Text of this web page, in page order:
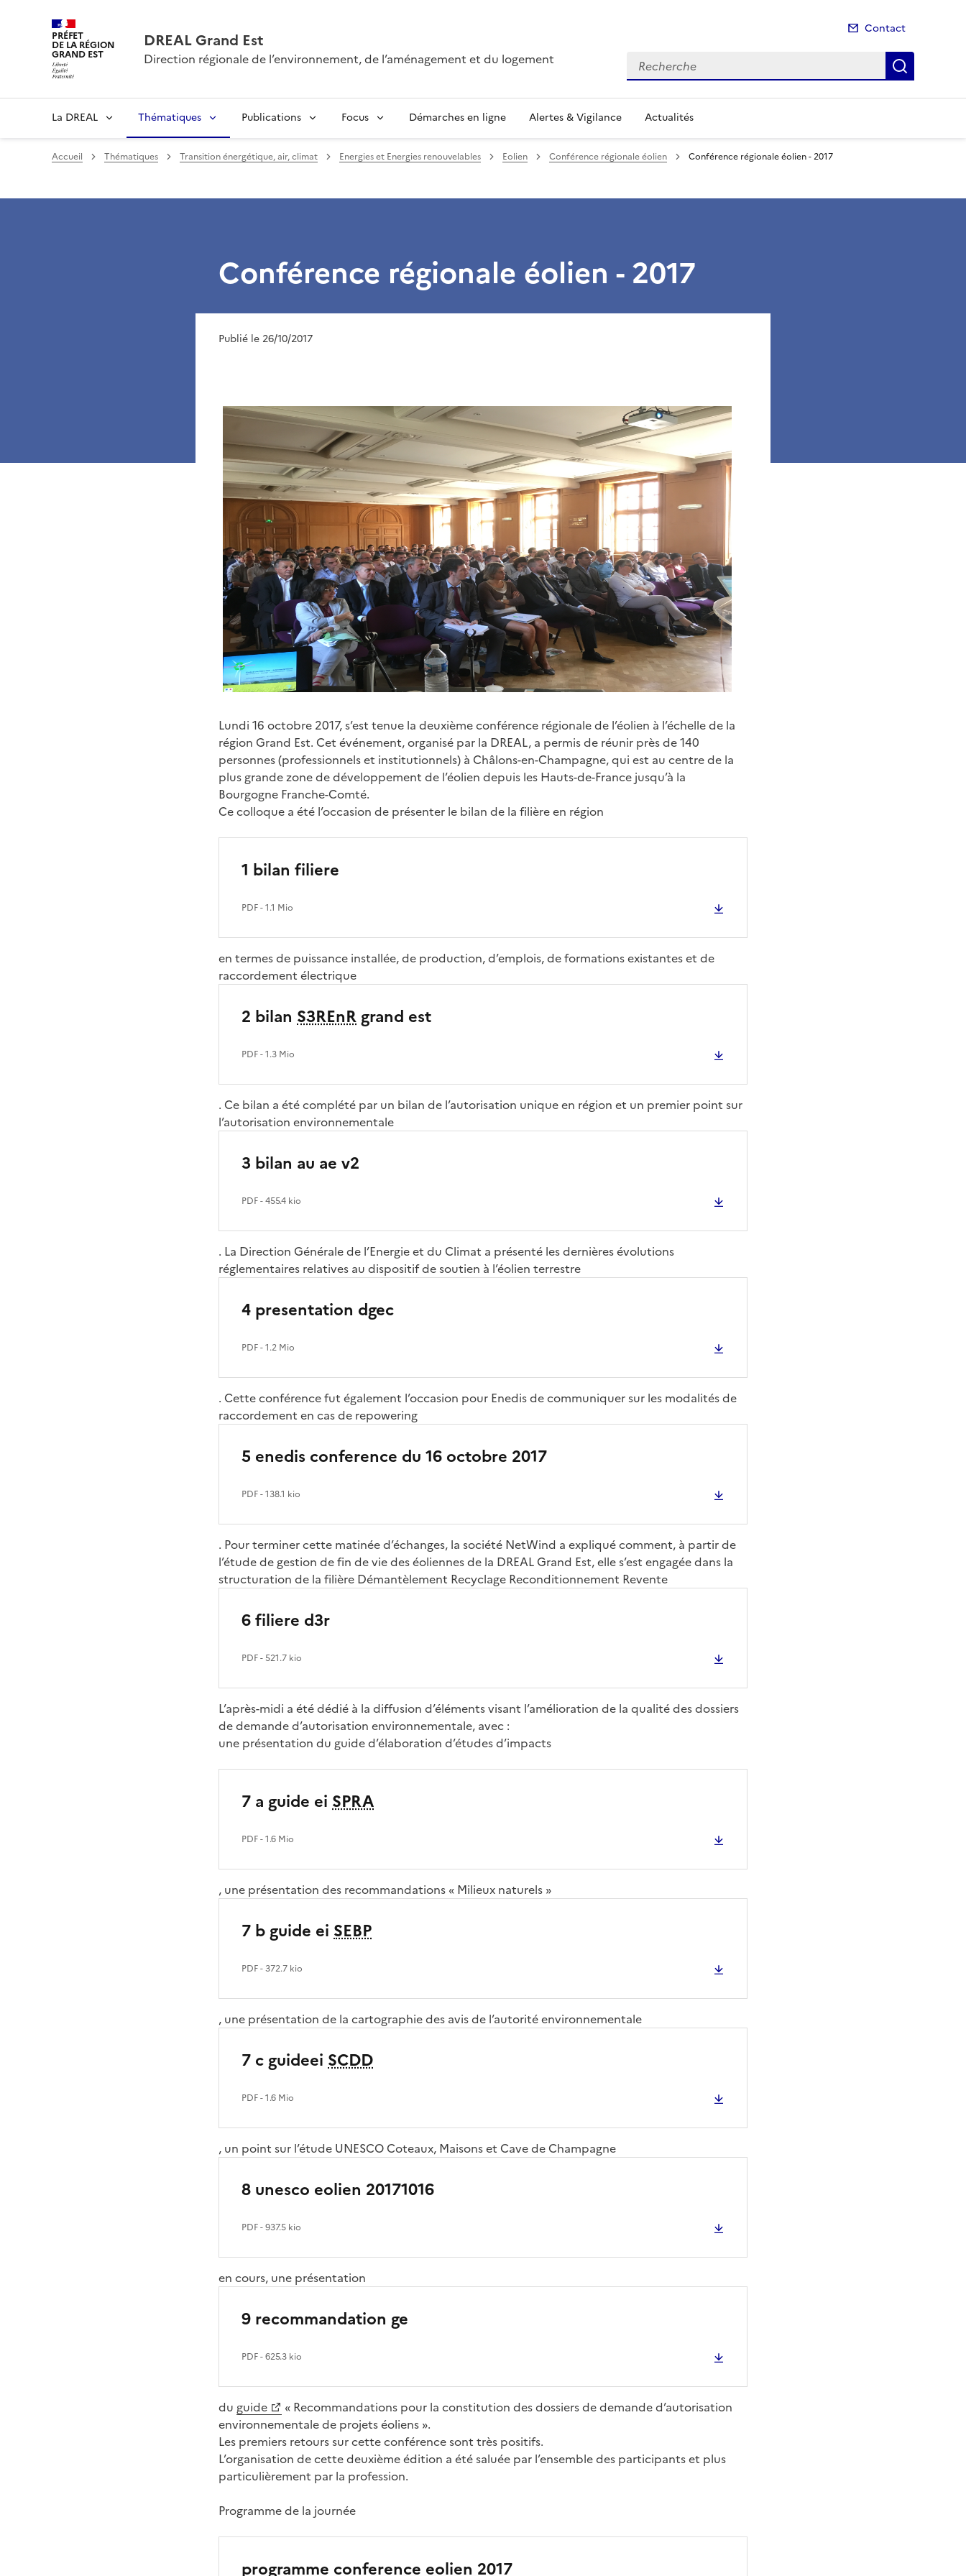
PRÉFET
DE LA RÉGION
GRAND EST
DREAL Grand Est
Direction régionale de l’environnement, de l’aménagement et du logement
Contact
Recherche
La DREAL Thématiques Publications Focus Démarches en ligne Alertes & Vigilance Actualités
Accueil Thématiques Transition énergétique, air, climat Energies et Energies renouvelables Eolien Conférence régionale éolien Conférence régionale éolien - 2017
Conférence régionale éolien - 2017
Publié le 26/10/2017
Lundi 16 octobre 2017, s’est tenue la deuxième conférence régionale de l’éolien à l’échelle de la
région Grand Est. Cet événement, organisé par la DREAL, a permis de réunir près de 140
personnes (professionnels et institutionnels) à Châlons-en-Champagne, qui est au centre de la
plus grande zone de développement de l’éolien depuis les Hauts-de-France jusqu’à la
Bourgogne Franche-Comté.
Ce colloque a été l’occasion de présenter le bilan de la filière en région
1 bilan filiere
PDF- 1.1 Mio
en termes de puissance installée, de production, d’emplois, de formations existantes et de
raccordement électrique
2 bilan S3REnRgrand est
PDF- 1.3 Mio
. Ce bilan a été complété par un bilan de l’autorisation unique en région et un premier point sur
l’autorisation environnementale
3 bilan au ae v2
PDF- 455.4 kio
. La Direction Générale de l’Energie et du Climat a présenté les dernières évolutions
réglementaires relatives au dispositif de soutien à l’éolien terrestre
4 presentation dgec
PDF- 1.2 Mio
. Cette conférence fut également l’occasion pour Enedis de communiquer sur les modalités de
raccordement en cas de repowering
5 enedis conference du 16 octobre 2017
PDF- 138.1 kio
. Pour terminer cette matinée d’échanges, la société NetWind a expliqué comment, à partir de
l’étude de gestion de fin de vie des éoliennes de la DREAL Grand Est, elle s’est engagée dans la
structuration de la filière Démantèlement Recyclage Reconditionnement Revente
6 filiere d3r
PDF- 521.7 kio
L’après-midi a été dédié à la diffusion d’éléments visant l’amélioration de la qualité des dossiers
de demande d’autorisation environnementale, avec :
une présentation du guide d’élaboration d’études d’impacts
7 a guide ei SPRA
PDF- 1.6 Mio
, une présentation des recommandations « Milieux naturels »
7 b guide ei SEBP
PDF- 372.7 kio
, une présentation de la cartographie des avis de l’autorité environnementale
7 c guideei SCDD
PDF- 1.6 Mio
, un point sur l’étude UNESCO Coteaux, Maisons et Cave de Champagne
8 unesco eolien 20171016
PDF- 937.5 kio
en cours, une présentation
9 recommandation ge
PDF- 625.3 kio
du guide
« Recommandations pour la constitution des dossiers de demande d’autorisation
environnementale de projets éoliens ».
Les premiers retours sur cette conférence sont très positifs.
L’organisation de cette deuxième édition a été saluée par l’ensemble des participants et plus
particulièrement par la profession.
Programme de la journée
programme conference eolien 2017